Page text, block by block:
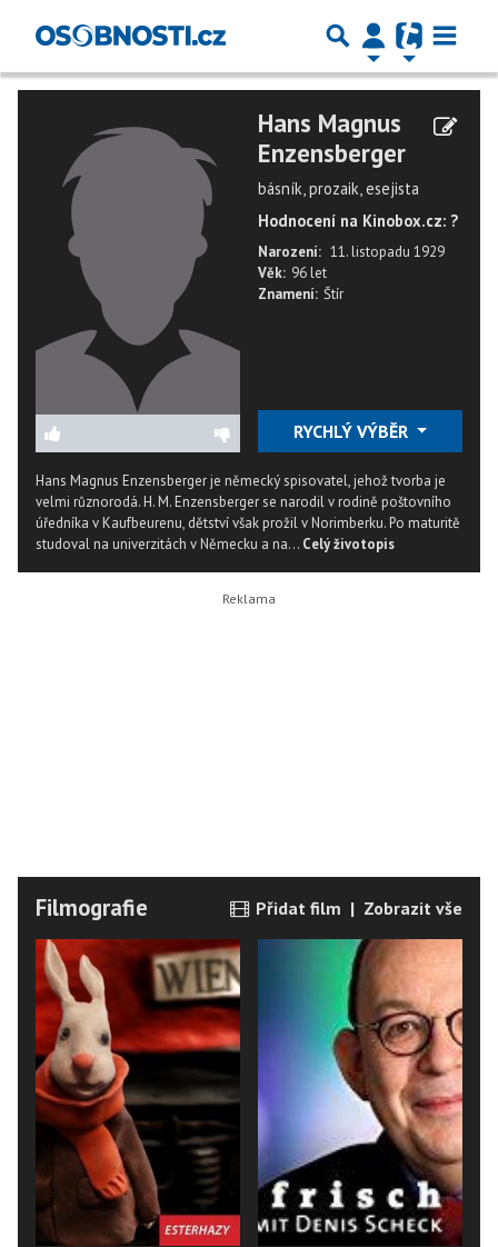
Hans Magnus
Enzensberger
básník, prozaik, esejista
Hodnocení na Kinobox.cz: ?
Narození: 11. listopadu 1929
Věk: 96 let
Znamení: Štír
RYCHLÝ VÝBĚR
Hans Magnus Enzensberger je německý spisovatel, jehož tvorba je
velmi různorodá. H. M. Enzensberger se narodil v rodině poštovního
úředníka v Kaufbeurenu, dětství však prožil v Norimberku. Po maturitě
studoval na univerzitách v Německu a na... Celý životopis
Filmografie Přidat film | Zobrazit vše